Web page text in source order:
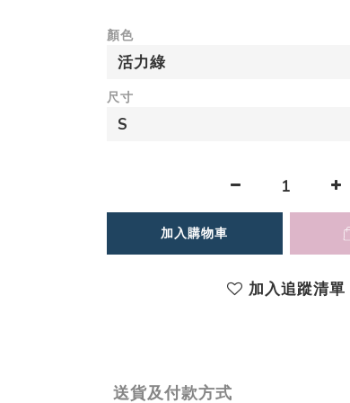
顏色
尺寸
加入購物車
加入追蹤清單
送貨及付款方式